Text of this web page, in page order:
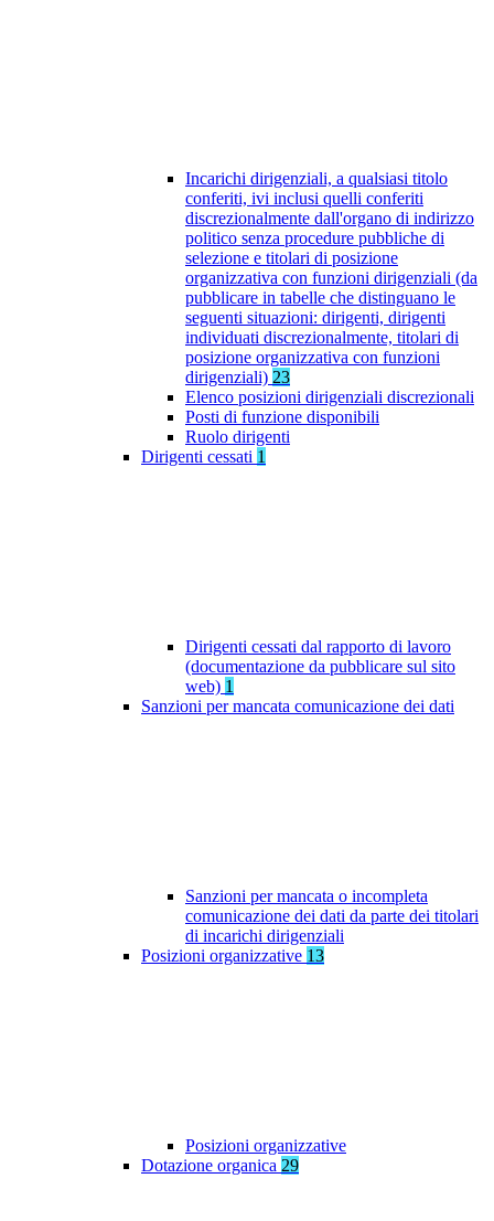
Incarichi dirigenziali, a qualsiasi titolo
conferiti, ivi inclusi quelli conferiti
discrezionalmente dall'organo di indirizzo
politico senza procedure pubbliche di
selezione e titolari di posizione
organizzativa con funzioni dirigenziali (da
pubblicare in tabelle che distinguano le
seguenti situazioni: dirigenti, dirigenti
individuati discrezionalmente, titolari di
posizione organizzativa con funzioni
dirigenziali) 23
Elenco posizioni dirigenziali discrezionali
Posti di funzione disponibili
Ruolo dirigenti
Dirigenti cessati 1
Dirigenti cessati dal rapporto di lavoro
(documentazione da pubblicare sul sito
web) 1
Sanzioni per mancata comunicazione dei dati
Sanzioni per mancata o incompleta
comunicazione dei dati da parte dei titolari
di incarichi dirigenziali
Posizioni organizzative 13
Posizioni organizzative
Dotazione organica 29